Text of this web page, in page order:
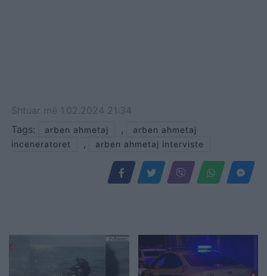
Shtuar më 1.02.2024 21:34
Tags:
arben ahmetaj ,
arben ahmetaj
inceneratoret
, arben ahmetaj interviste